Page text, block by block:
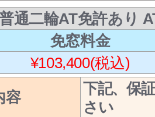
通二輪AT免許あり
免窓料金
¥103,400(税込)
容
下記、保
さい